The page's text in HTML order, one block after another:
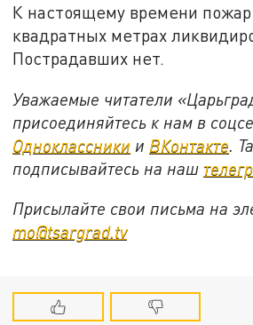
К настоящему времени пожар
квадратных метрах
Пострадавших нет.
Уважаемые читатели
присоединяйтесь к нам в
Одноклассники и ВКонтакте .
подписывайтесь на наш
Присылайте свои письма на
mo@tsargrad.tv